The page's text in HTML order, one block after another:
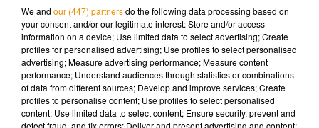
We and our (447) partnersdo the following data processing based on
your consent and/or our legitimate interest: Store and/or access
information on a device; Use limited data to select advertising; Create
profiles for personalised advertising; Use profiles to select personalised
advertising; Measure advertising performance; Measure content
performance; Understand audiences through statistics or combinations
of data from different sources; Develop and improve services; Create
profiles to personalise content; Use profiles to select personalised
content; Use limited data to select content; Ensure security, prevent and
detect fraud, and fix errors; Deliver and present advertising and content;